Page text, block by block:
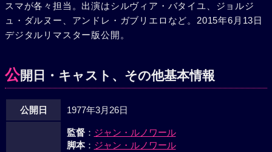
スマが各々担当。出演はシルヴィア・バタイユ、ジョルジ
ュ・ダルヌー、アンドレ・ガブリエロなど。2015年6月13日
デジタルリマスター版公開。
公開日・キャスト、その他基本情報
公開日 1977年3月26日
監督： ジャン・ルノワール
脚本： ジャン・ルノワール